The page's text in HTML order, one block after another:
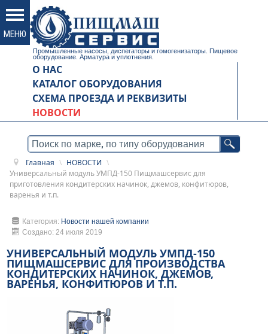
Промышленные насосы, диспегаторы и гомогенизаторы. Пищевое
оборудование. Арматура и уплотнения.
О НАС
КАТАЛОГ ОБОРУДОВАНИЯ
СХЕМА ПРОЕЗДА И РЕКВИЗИТЫ
НОВОСТИ
Главная \ НОВОСТИ \
Универсальный модуль УМПД-150 Пищмашсервис для
приготовления кондитерских начинок, джемов, конфитюров,
варенья и т.п.
Категория: Новости нашей компании
Создано: 24 июля 2019
УНИВЕРСАЛЬНЫЙ МОДУЛЬ УМПД-150
ПИЩМАШСЕРВИС ДЛЯ ПРОИЗВОДСТВА
КОНДИТЕРСКИХ НАЧИНОК, ДЖЕМОВ,
ВАРЕНЬЯ, КОНФИТЮРОВ И Т.П.